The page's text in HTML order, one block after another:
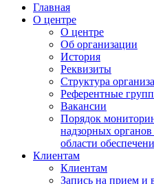
Главная
О центре
О центре
Об организации
История
Реквизиты
Структура
Референтные
Вакансии
Порядок
надзорных
области
Клиентам
Клиентам
Запись на прием и